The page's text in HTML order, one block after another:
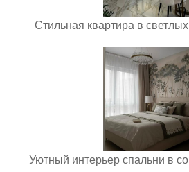
Стильная квартира в
Уютный интерьер спальни в